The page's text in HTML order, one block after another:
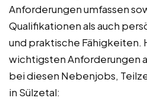
Anforderungen umfassen
Qualifikationen als auch
und praktische Fähigkeiten.
wichtigsten Anforderungen
bei diesen Nebenjobs,
in Sülzetal: